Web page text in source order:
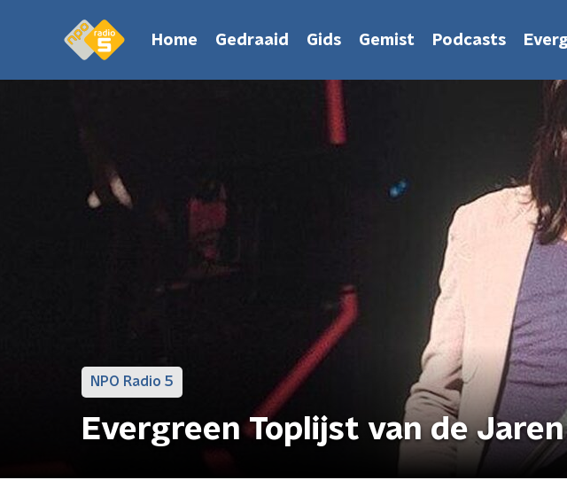
Home Gedraaid Gids Gemist Podcasts
NPO Radio 5
Evergreen Toplijst van de